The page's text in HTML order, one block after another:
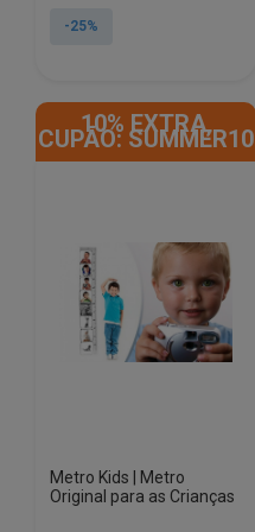
original
atual
-25%
10% EXTRA,
CUPÃO: SUMMER10
Metro Kids | Metro
Original para as Crianças